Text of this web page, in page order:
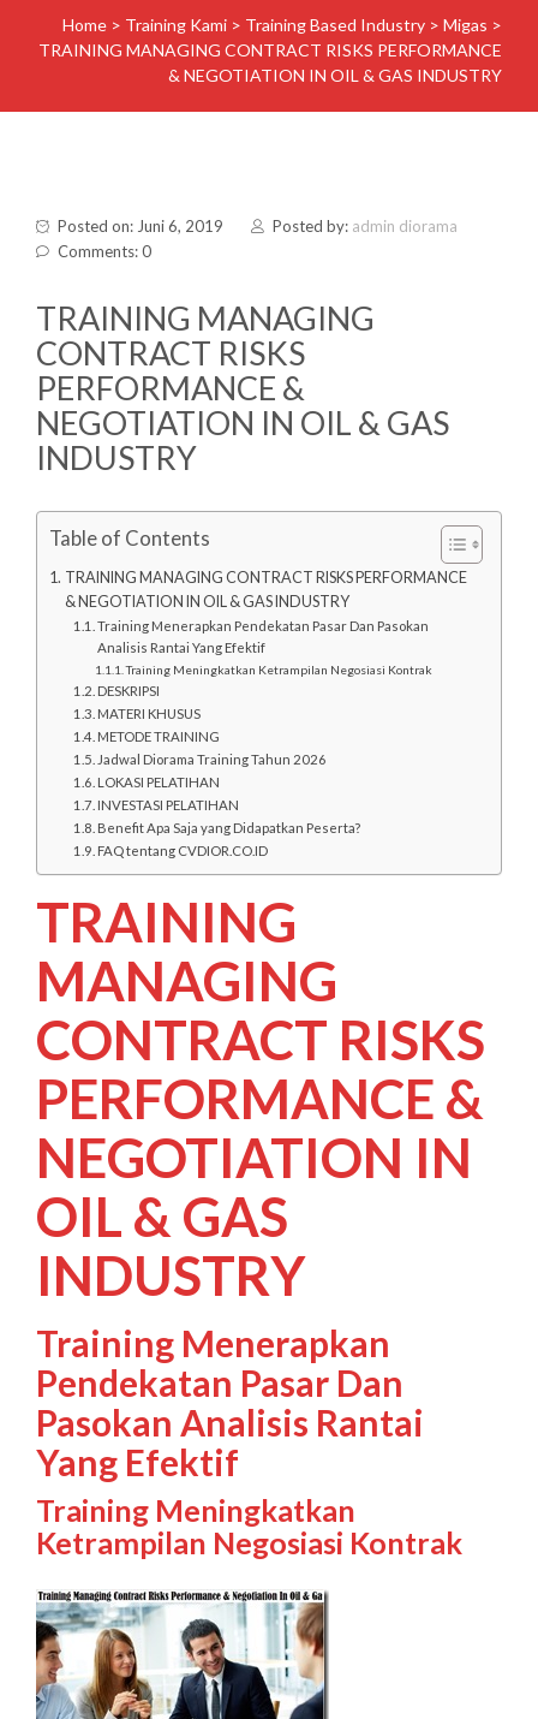
Home > Training Kami > Training Based Industry > Migas >
TRAINING MANAGING CONTRACT RISKS PERFORMANCE
& NEGOTIATION IN OIL & GAS INDUSTRY
Posted on: Juni 6, 2019 Posted by: admin diorama
Comments: 0
TRAINING MANAGING
CONTRACT RISKS
PERFORMANCE &
NEGOTIATION IN OIL & GAS
INDUSTRY
Table of Contents
TRAINING MANAGING CONTRACT RISKS PERFORMANCE
& NEGOTIATION IN OIL & GAS INDUSTRY
Training Menerapkan Pendekatan Pasar Dan Pasokan
Analisis Rantai Yang Efektif
Training Meningkatkan Ketrampilan Negosiasi Kontrak
DESKRIPSI
MATERI KHUSUS
METODE TRAINING
Jadwal Diorama Training Tahun 2026
LOKASI PELATIHAN
INVESTASI PELATIHAN
Benefit Apa Saja yang Didapatkan Peserta?
FAQ tentang CVDIOR.CO.ID
TRAINING
MANAGING
CONTRACT RISKS
PERFORMANCE &
NEGOTIATION IN
OIL & GAS
INDUSTRY
Training Menerapkan
Pendekatan Pasar Dan
Pasokan Analisis Rantai
Yang Efektif
Training Meningkatkan
Ketrampilan Negosiasi Kontrak